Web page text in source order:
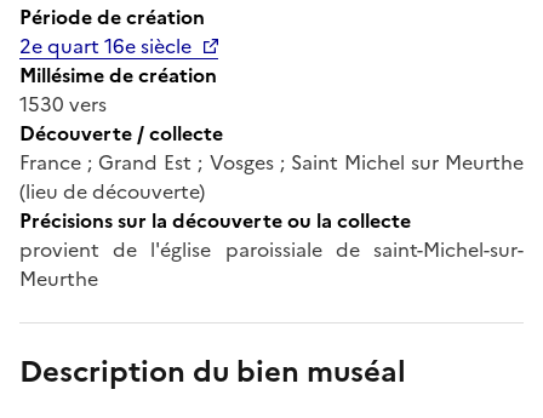
Période de création
2e quart 16e siècle
Millésime de création
1530 vers
Découverte / collecte
France ; Grand Est ; Vosges ; Saint Michel sur Meurthe
(lieu de découverte)
Précisions sur la découverte ou la collecte
provient de l'église paroissiale de saint-Michel-sur-
Meurthe
Description du bien muséal